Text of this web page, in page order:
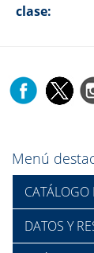
clase:
Menú
CATÁLOGO
DATOS Y